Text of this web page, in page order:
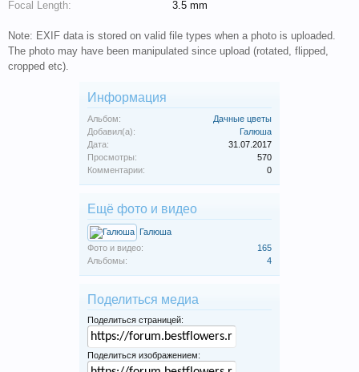
Focal Length:
3.5 mm
Note: EXIF data is stored on valid file types when a photo is uploaded.
The photo may have been manipulated since upload (rotated, flipped,
cropped etc).
Информация
Альбом:
Дачные цветы
Добавил(а):
Галюша
Дата:
31.07.2017
Просмотры:
570
Комментарии:
0
Ещё фото и видео
Галюша
Фото и видео:
165
Альбомы:
4
Поделиться медиа
Поделиться страницей:
Поделиться изображением: